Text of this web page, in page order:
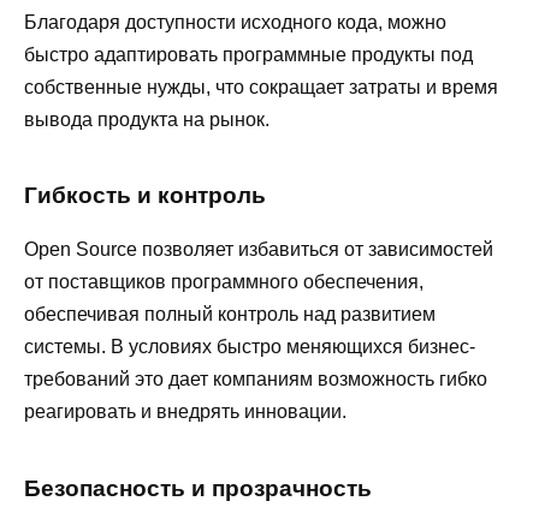
Благодаря доступности исходного кода, можно
быстро адаптировать программные продукты под
собственные нужды, что сокращает затраты и время
вывода продукта на рынок.
Гибкость и контроль
Open Source позволяет избавиться от зависимостей
от поставщиков программного обеспечения,
обеспечивая полный контроль над развитием
системы. В условиях быстро меняющихся бизнес-
требований это дает компаниям возможность гибко
реагировать и внедрять инновации.
Безопасность и прозрачность